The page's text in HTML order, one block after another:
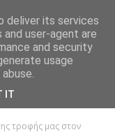
τροφής μας στον
deliver its services
user-agent are
and security
usage
IT